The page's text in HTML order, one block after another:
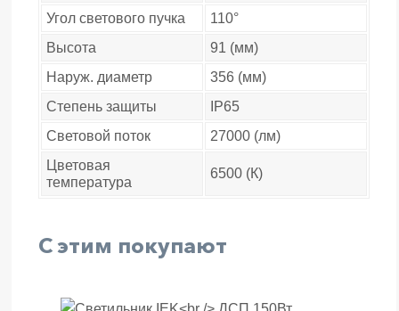
Угол светового пучка
110°
Высота
91 (мм)
Наруж. диаметр
356 (мм)
Степень защиты
IP65
Световой поток
27000 (лм)
Цветовая
температура
6500 (К)
С этим покупают